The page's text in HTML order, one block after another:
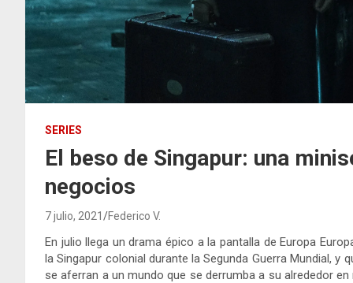
SERIES
El beso de Singapur: una
negocios
7 julio, 2021 Federico V.
En julio llega un drama épico a la pantalla de Europa
la Singapur colonial durante la Segunda Guerra Mundial,
se aferran a un mundo que se derrumba a su alrededor